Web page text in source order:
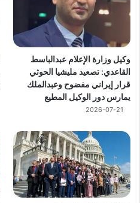
وكيل وزارة الإعلام عبدالباسط
القاعدي: تصعيد مليشيا الحوثي
قرار إيراني مفضوح وعبدالملك
يمارس دور الوكيل المطيع
2026-07-21